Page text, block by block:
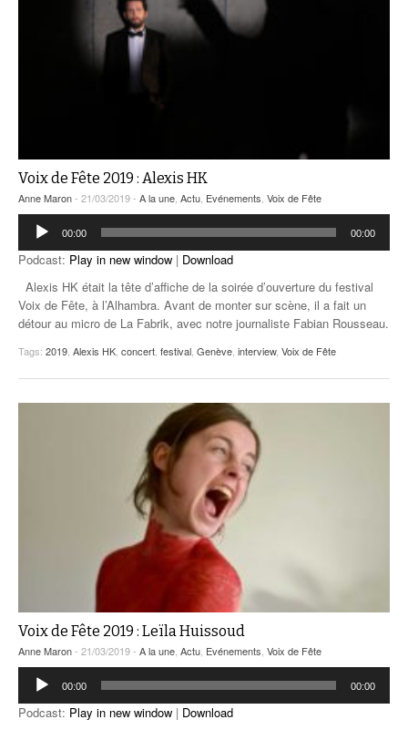
Voix de Fête 2019 : Alexis HK
Anne Maron- 21/03/2019 - A la une Actu Evénements Voix de Fête
Lecteur
audio
00:00 00:00
Podcast: Play in new window | Download
Alexis HK était la tête d’affiche de la soirée d’ouverture du festival
Voix de Fête, à l’Alhambra. Avant de monter sur scène, il a fait un
détour au micro de La Fabrik, avec notre journaliste Fabian Rousseau.
Tags: 2019 Alexis HK concert festival Genève interview, Voix de Fête
Voix de Fête 2019 : Leïla Huissoud
Anne Maron- 21/03/2019 - A la une, Actu, Evénements, Voix de Fête
Lecteur
audio
00:00 00:00
Podcast: Play in new window | Download